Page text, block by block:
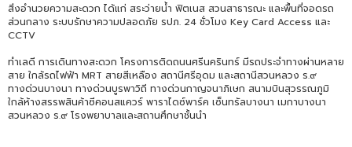
สิ่งอำนวยความสะดวก ได้แก่ สระว่ายน้ำ ฟิตเนส สวนสาธารณะ และพื้นที่จอดรถ
ส่วนกลาง ระบบรักษาความปลอดภัย รปภ. 24 ชั่วโมง Key Card Access และ
CCTV
ทำเลดี การเดินทางสะดวก โครงการติดถนนศรีนครินทร์ มีรถประจำทางผ่านหลาย
สาย ใกล้รถไฟฟ้า MRT สายสีเหลือง สถานีศรีอุดม และสถานีสวนหลวง ร.๙
ทางด่วนบางนา ทางด่วนบูรพาวิถี ทางด่วนกาญจนาภิเษก สนามบินสุวรรณภูมิ
ใกล้ห้างสรรพสินค้าซีคอนสแควร์ พาราไดซ์พาร์ค เซ็นทรัลบางนา เมกาบางนา
สวนหลวง ร.๙ โรงพยาบาลและสถานศึกษาชั้นนำ